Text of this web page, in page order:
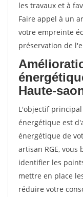
les travaux et à
Faire appel à un
votre empreinte
préservation de
Haute-
L'objectif
énergétique est
énergétique de
artisan RGE,
identifier les
mettre en place
réduire votre